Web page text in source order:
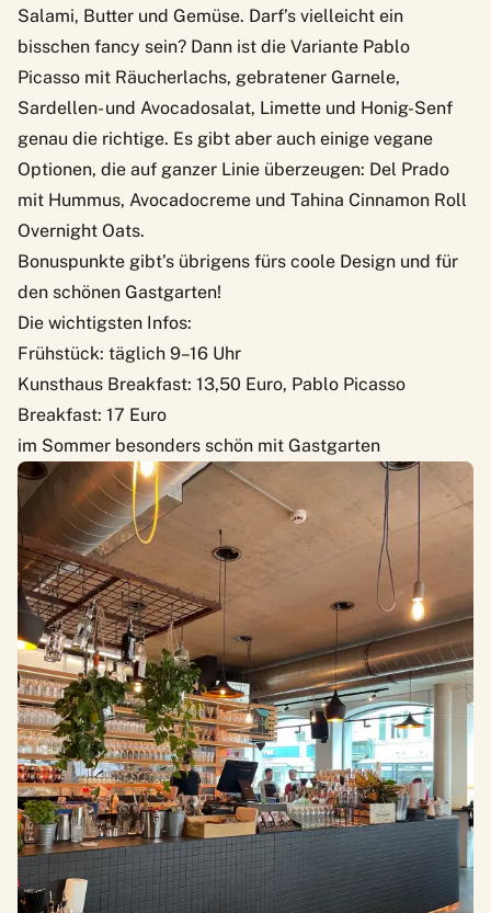
Salami, Butter und Gemüse. Darf’s vielleicht ein
bisschen fancy sein? Dann ist die Variante Pablo
Picasso mit Räucherlachs, gebratener Garnele,
Sardellen- und Avocadosalat, Limette und Honig-Senf
genau die richtige. Es gibt aber auch einige vegane
Optionen, die auf ganzer Linie überzeugen: Del Prado
mit Hummus, Avocadocreme und Tahina Cinnamon Roll
Overnight Oats.
Bonuspunkte gibt’s übrigens fürs coole Design und für
den schönen Gastgarten!
Die wichtigsten Infos:
Frühstück: täglich 9–16 Uhr
Kunsthaus Breakfast: 13,50 Euro, Pablo Picasso
Breakfast: 17 Euro
im Sommer besonders schön mit Gastgarten